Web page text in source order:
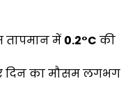
में 0.2°C की
दिन का मौसम लगभग